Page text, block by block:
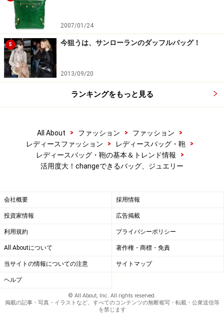
2007/01/24
5 今狙うは、サンローランのダッフルバッグ！
2013/09/20
ランキングをもっと見る
All About > ファッション > ファッション
>
レディースファッション
> レディースバッグ・鞄
>
レディースバッグ・鞄の基本＆トレンド情報
>
活用度大！changeできるバッグ、ジュエリー
会社概要 採用情報
投資家情報 広告掲載
利用規約 プライバシーポリシー
All Aboutについて 著作権・商標・免責
当サイトの情報についての注意 サイトマップ
ヘルプ
© All About, Inc. All rights reserved.
掲載の記事・写真・イラストなど、すべてのコンテンツの無断複写・転載・公衆送信等
を禁じます